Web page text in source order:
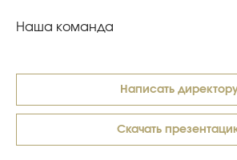
Наша команда
Написать
Скачать